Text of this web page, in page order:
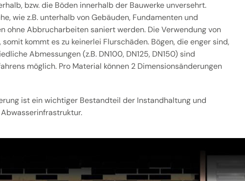
bzw. die Böden innerhalb der Bauwerke unversehrt.
wie z.B. unterhalb von Gebäuden, Fundamenten und
ohne Abbrucharbeiten saniert werden. Die Verwendung von
kommt es zu keinerlei Flurschäden. Bögen, die enger sind,
Abmessungen (z.B. DN100, DN125, DN150) sind
möglich. Pro Material können 2 Dimensionsänderungen
ist ein wichtiger Bestandteil der Instandhaltung und